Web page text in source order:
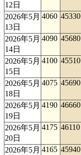
12日
2026年5月
13日
4060 45330
2026年5月
14日
4090 45680
2026年5月
15日
4100 45510
2026年5月
18日
4075 45690
2026年5月
19日
4190 46660
2026年5月
20日
4175 46110
2026年5月 4165 45940